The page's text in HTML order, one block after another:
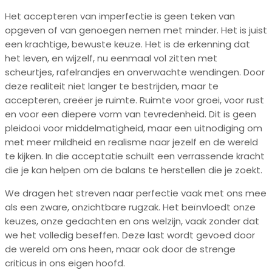
Het accepteren van imperfectie is geen teken van
opgeven of van genoegen nemen met minder. Het is juist
een krachtige, bewuste keuze. Het is de erkenning dat
het leven, en wijzelf, nu eenmaal vol zitten met
scheurtjes, rafelrandjes en onverwachte wendingen. Door
deze realiteit niet langer te bestrijden, maar te
accepteren, creëer je ruimte. Ruimte voor groei, voor rust
en voor een diepere vorm van tevredenheid. Dit is geen
pleidooi voor middelmatigheid, maar een uitnodiging om
met meer mildheid en realisme naar jezelf en de wereld
te kijken. In die acceptatie schuilt een verrassende kracht
die je kan helpen om de balans te herstellen die je zoekt.
We dragen het streven naar perfectie vaak met ons mee
als een zware, onzichtbare rugzak. Het beïnvloedt onze
keuzes, onze gedachten en ons welzijn, vaak zonder dat
we het volledig beseffen. Deze last wordt gevoed door
de wereld om ons heen, maar ook door de strenge
criticus in ons eigen hoofd.